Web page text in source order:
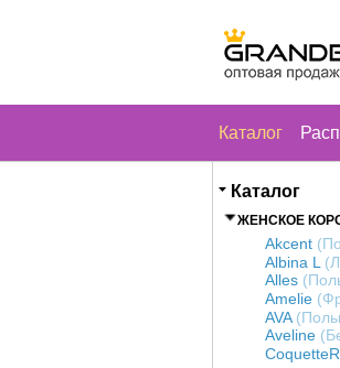
Каталог
Каталог
ЖЕНСКОЕ
Akcent
Albina L
Alles
Amelie
AVA
Aveline